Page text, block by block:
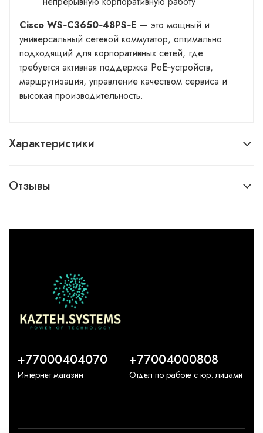
Cisco WS‑C3650‑48PS‑E — это мощный и
универсальный сетевой коммутатор, оптимально
подходящий для корпоративных сетей, где
требуется активная поддержка PoE‑устройств,
маршрутизация, управление качеством сервиса и
высокая производительность.
Характеристики
Отзывы
+77000404070
Интернет магазин
+77004000808
Отдел по работе с юр. лицами